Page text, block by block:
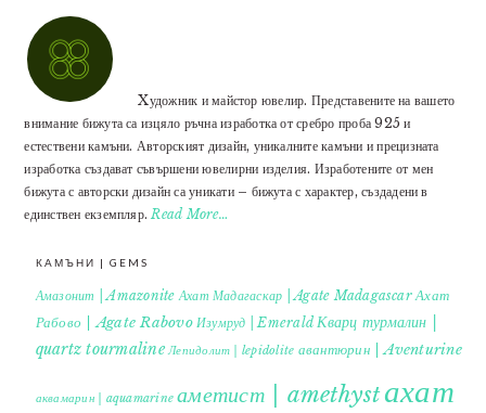
Xудожник и майстор ювелир. Представените на вашето
внимание бижута са изцяло ръчна изработка от сребро проба 925 и
естествени камъни. Авторският дизайн, уникалните камъни и прецизната
изработка създават съвършени ювелирни изделия. Изработените от мен
бижута с авторски дизайн са уникати – бижута с характер, създадени в
единствен екземпляр.Read More…
КАМЪНИ | GEMS
Амазонит | Amazonite Ахат Мадагаскар | Agate Madagascar Ахат
Рабово | Agate Rabovo Изумруд | Emerald Кварц турмалин |
quartz tourmaline Лепидолит | lepidolite авантюрин | Aventurine
аквамарин | aquamarine аметист | amethystахат